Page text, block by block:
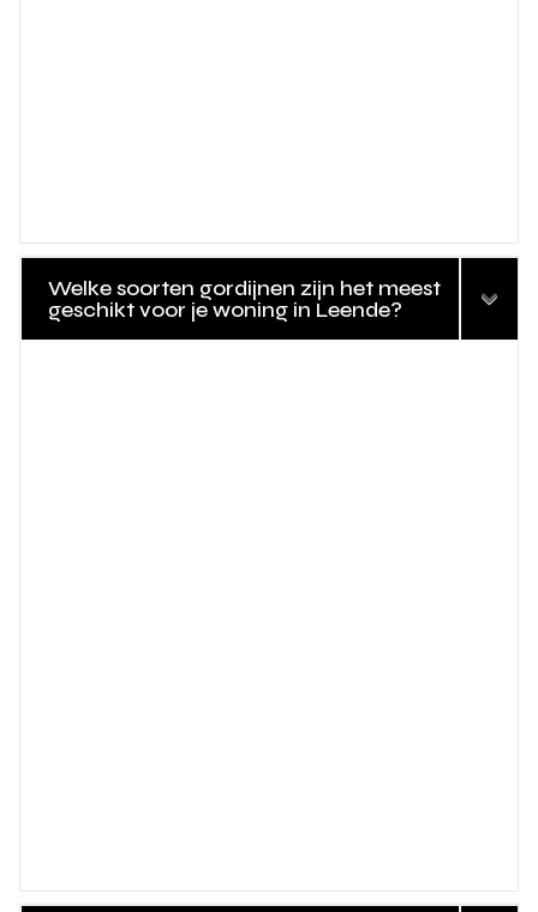
Welke soorten gordijnen zijn het meest
geschikt voor je woning in Leende?